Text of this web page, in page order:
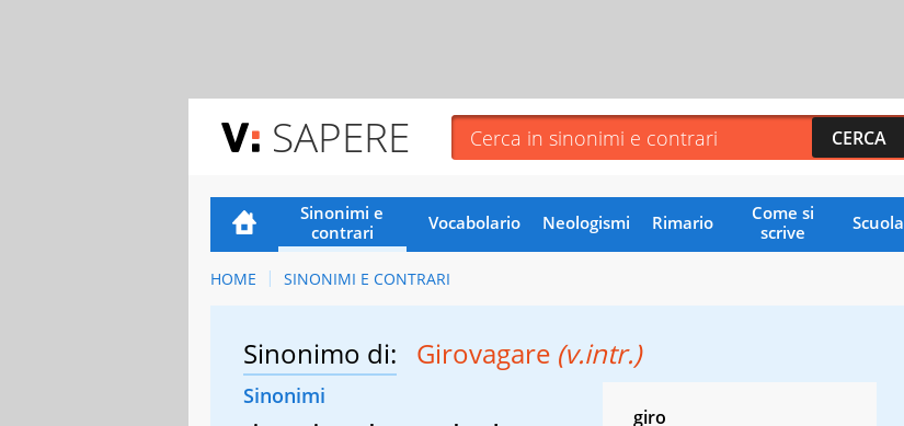
SAPERE
Sinonimi e
contrari
Vocabolario Neologismi Rimario
Come si
scrive
Scuola
HOME SINONIMI E CONTRARI
Sinonimo di: Girovagare (v.intr.)
Sinonimi
giro